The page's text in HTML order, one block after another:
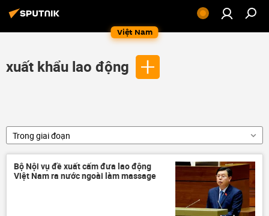
Việt Nam
xuất khẩu lao động
Trong giai đoạn
Bộ Nội vụ đề xuất cấm đưa lao động
Việt Nam ra nước ngoài làm massage